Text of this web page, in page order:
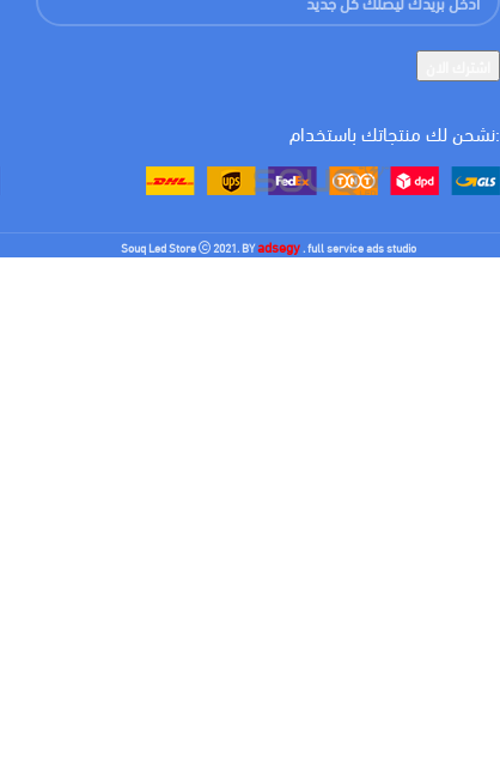
:نشحن لك منتجاتك باستخدام
Souq Led Store 2021. BYadsegy. full service ads studio